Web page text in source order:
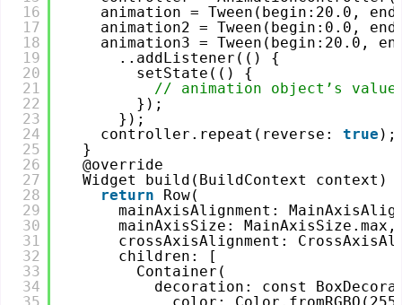
16
17
18
19
20
21
22
23
24
25
26
27
28
29
30
31
32
33
34
animation = Tween(begin:20.0,
animation2 = Tween(begin:0.0,
animation3 = Tween(begin:20.0,
..addListener(() {
setState(() {
// animation object’s value
});
});
controller.repeat(reverse: true
}
@override
Widget build(BuildContext context)
return
Row(
mainAxisAlignment:
mainAxisSize: MainAxisSize.max,
crossAxisAlignment:
children: [
Container(
decoration: const